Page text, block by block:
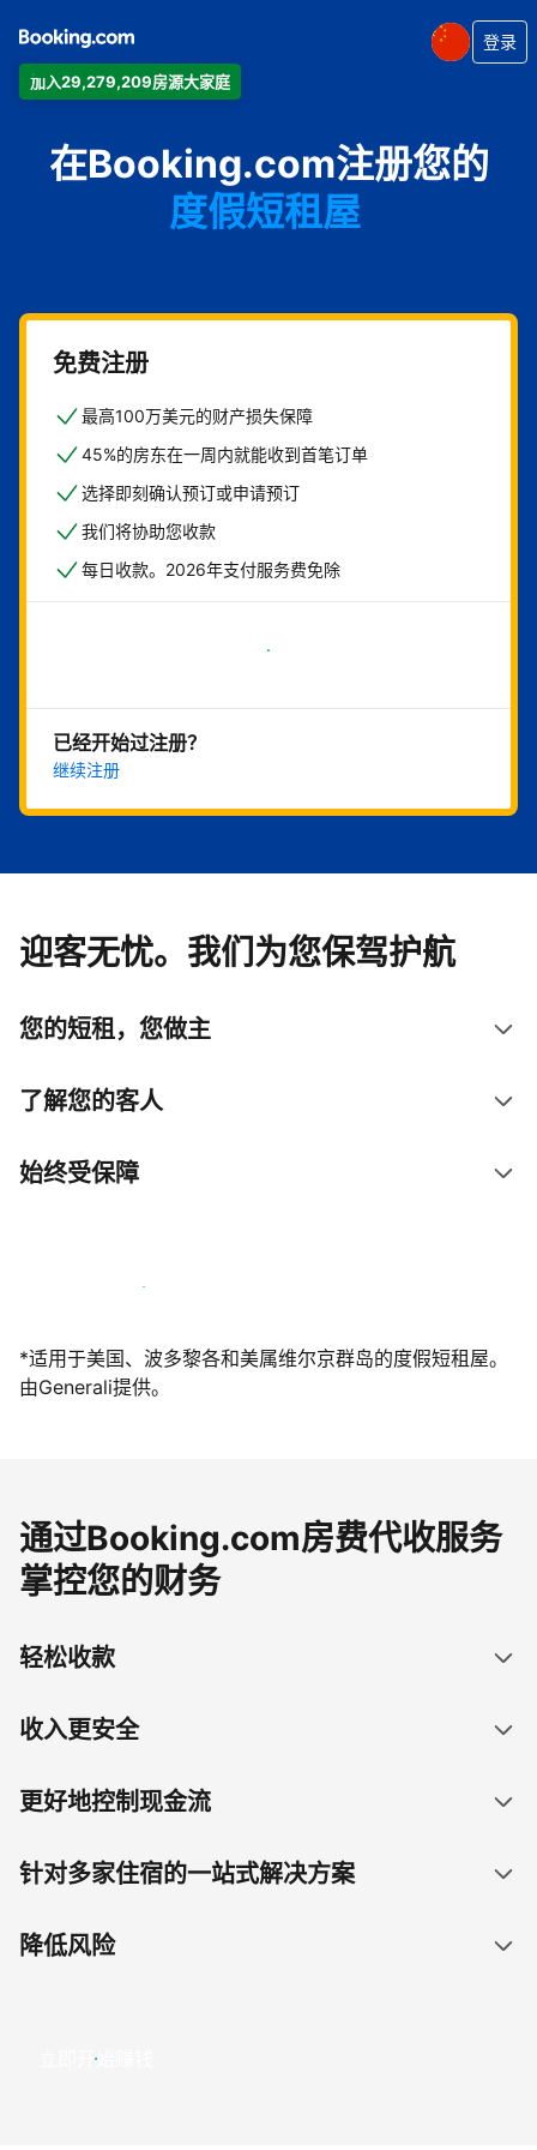
加入29,279,209房源大家庭
登录
在Booking.com注册您的
公寓
酒店
度假短租屋
住宿加早餐旅馆
免费注册
最高100万美元的财产损失保障
45%的房东在一周内就能收到首笔订单
选择即刻确认预订或申请预订
我们将协助您收款
每日收款。2026年支付服务费免除
立即开始
已经开始过注册？
继续注册
迎客无忧。我们为您保驾护航
您的短租，您做主
了解您的客人
始终受保障
立即与我们一起迎接客人
*适用于美国、波多黎各和美属维尔京群岛的度假短租屋。
由Generali提供。
通过Booking.com房费代收服务
掌控您的财务
轻松收款
收入更安全
更好地控制现金流
针对多家住宿的一站式解决方案
降低风险
立即开始赚钱